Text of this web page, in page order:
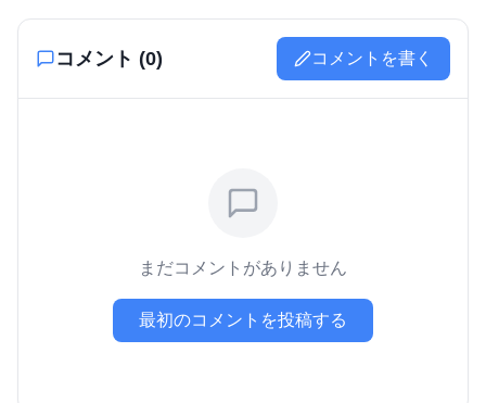
コメント (0) コメントを書く
まだコメントがありません
最初のコメントを投稿する